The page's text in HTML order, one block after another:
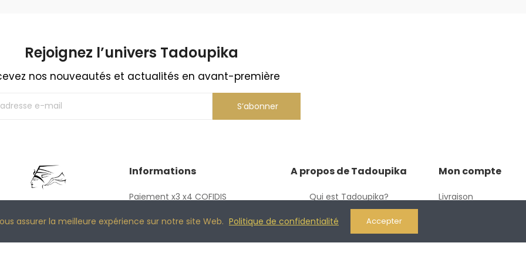
Rejoignez l’univers Tadoupika​
nos nouveautés et actualités en avant-première
S’abonner
inspirée de l'Egypte
antique.
Informations
Paiement x3 x4 COFIDIS
(RGPD)
A propos de Tadoupika
Qui est Tadoupika?
Conditions générales de ventes
Mon compte
Livraison
assurer la meilleure expérience sur notre site Web. Politique de confidentialité Accepter